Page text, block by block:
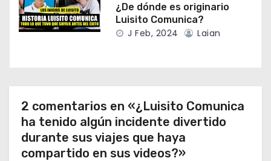
¿De dónde es originario
Luisito Comunica?
J Feb, 2024 Laian
2 comentarios en «¿Luisito Comunica
ha tenido algún incidente divertido
durante sus viajes que haya
compartido en sus videos?»